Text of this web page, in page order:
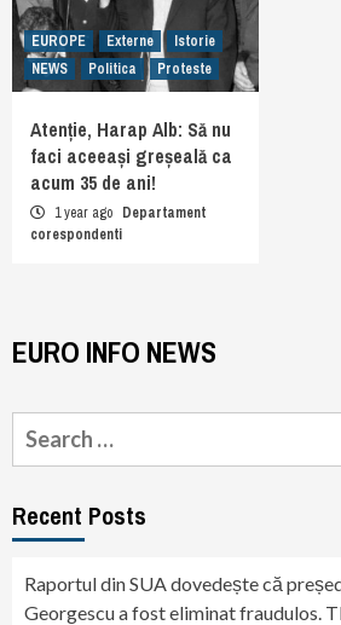
EUROPE Externe
Istorie
NEWS
Politica Proteste
Atenție, Harap Alb: Să nu
faci aceeași greșeală ca
acum 35 de ani!
1 year ago Departament
corespondenti
EURO INFO NEWS
Search
for:
Recent Posts
Raportul din SUA dovedește că
Georgescu a fost eliminat fraudulos.